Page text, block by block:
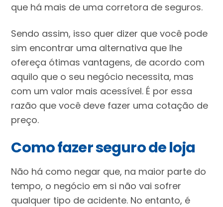
que há mais de uma corretora de seguros.
Sendo assim, isso quer dizer que você pode
sim encontrar uma alternativa que lhe
ofereça ótimas vantagens, de acordo com
aquilo que o seu negócio necessita, mas
com um valor mais acessível. É por essa
razão que você deve fazer uma cotação de
preço.
Como fazer seguro de loja
Não há como negar que, na maior parte do
tempo, o negócio em si não vai sofrer
qualquer tipo de acidente. No entanto, é